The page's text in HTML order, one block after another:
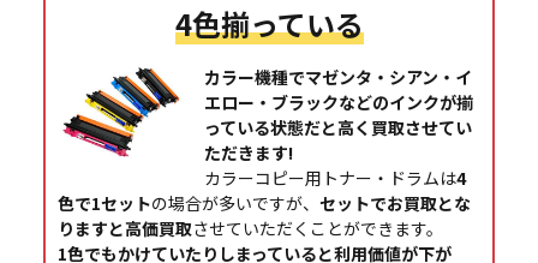
4色揃っている
カラー機種でマゼンタ・シアン・イ
エロー・ブラックなどのインクが揃
っている状態だと高く買取させてい
ただきます!
カラーコピー用トナー・ドラムは4
色で1セットの場合が多いですが、 セットでお買取とな
りますと高価買取させていただくことができます。
1色でもかけていたりしまっていると利用価値が下が